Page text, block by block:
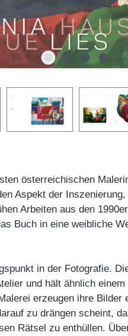
österreichischen
Aspekt der
Arbeiten aus den
Buch in eine weibliche
in der Fotografie.
und hält ähnlich
erzeugen ihre Bilder
zu drängen scheint,
Rätsel zu enthüllen.